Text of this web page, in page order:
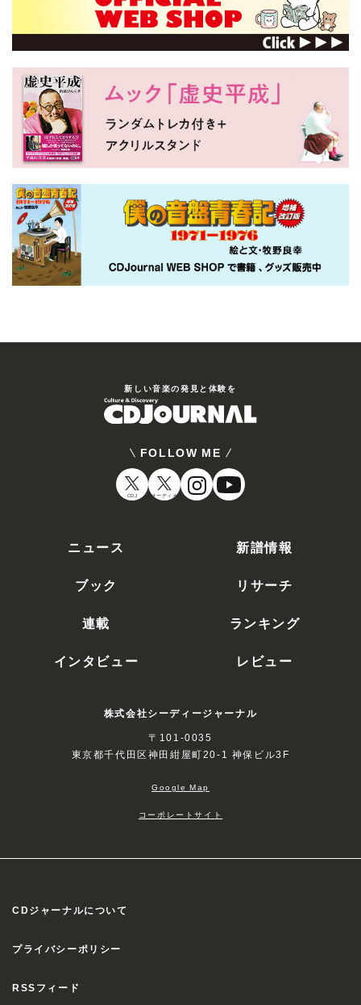
新しい⾳楽の発⾒と体験を
FOLLOW ME
CDJ オーディオ
ニュース
新譜情報
ブック
リサーチ
連載
ランキング
インタビュー
レビュー
株式会社シーディージャーナル
〒101-0035
東京都千代田区神田紺屋町20-1 神保ビル3F
Google Map
コーポレートサイト
CDジャーナルについて
プライバシーポリシー
RSSフィード